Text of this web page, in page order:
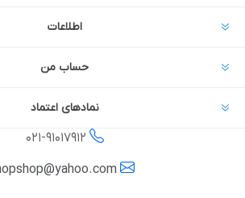
اطلاعات
حساب من
نمادهای اعتماد
021-91017912